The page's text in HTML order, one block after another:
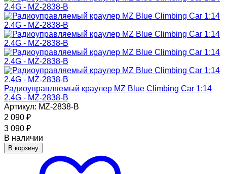
Радиоуправляемый краулер MZ Blue Climbing Car 1:14
2.4G - MZ-2838-B
Артикул: MZ-2838-B
2 090 ₽
3 090 ₽
В наличии
В корзину